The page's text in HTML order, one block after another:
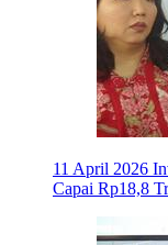
11 April 2026
Capai Rp18,8